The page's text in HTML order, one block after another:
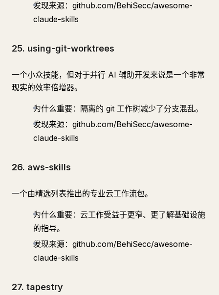
发现来源：github.com/BehiSecc/awesome-
claude-skills
25. using-git-worktrees
一个小众技能，但对于并行 AI 辅助开发来说是一个非常
现实的效率倍增器。
为什么重要：隔离的 git 工作树减少了分支混乱。
发现来源：github.com/BehiSecc/awesome-
claude-skills
26. aws-skills
一个由精选列表推出的专业云工作流包。
为什么重要：云工作受益于更窄、更了解基础设施
的指导。
发现来源：github.com/BehiSecc/awesome-
claude-skills
27. tapestry